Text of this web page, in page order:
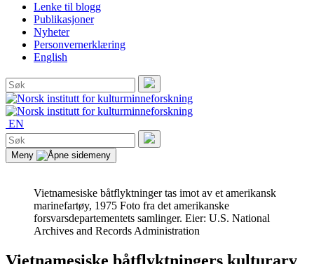
Lenke til blogg
Publikasjoner
Nyheter
Personvernerklæring
English
Søk
etter:
Søk
EN
Søk
etter:
Søk
Meny
Vietnamesiske båtflyktninger tas imot av et amerikansk
marinefartøy, 1975 Foto fra det amerikanske
forsvarsdepartementets samlinger. Eier: U.S. National
Archives and Records Administration